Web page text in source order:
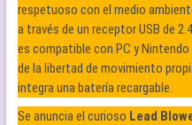
respetuoso con el medio
a través de un receptor USB de
es compatible con PC y
de la libertad de movimiento
integra una batería recargable.
Se anuncia el curioso Lead